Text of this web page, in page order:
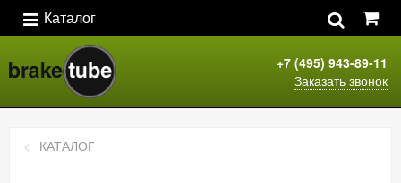
Каталог
+7 (495) 943-89-11
Заказать звонок
КАТАЛОГ